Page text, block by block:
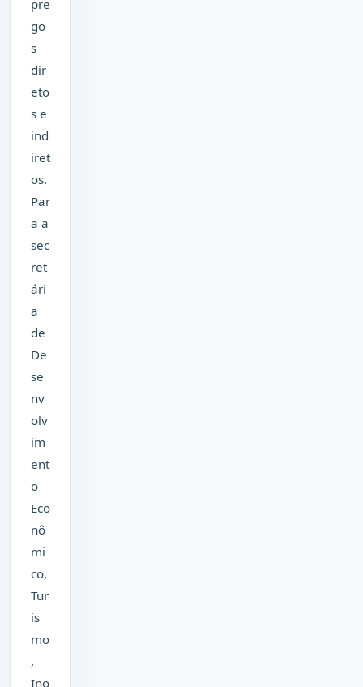
pre
go
s
dir
eto
s e
ind
iret
os.
Par
a a
sec
ret
ári
a
de
De
se
nv
olv
im
ent
o
Eco
nô
mi
co,
Tur
is
mo
,
Ino